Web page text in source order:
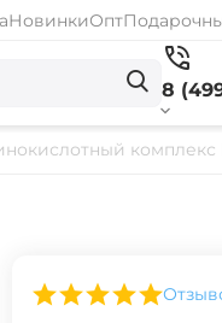
НовинкиОпт
8
комплекс